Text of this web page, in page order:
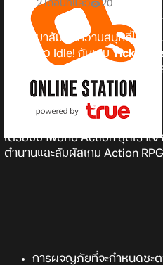
2 เดือนที่แล้ว 20
เตรียมมาสัมผัสความสนุกที่ได้ผ
เพลย์แนว Idle! กับเกม Ticket
ทางการทั้งบน Android และ iOS
Ticket Hero
เตรียมมาพบกับ Action สุดเร้าใ
ตำนานและสัมผัสเกม Action
การผจญภัยที่จะกำหนดชะต